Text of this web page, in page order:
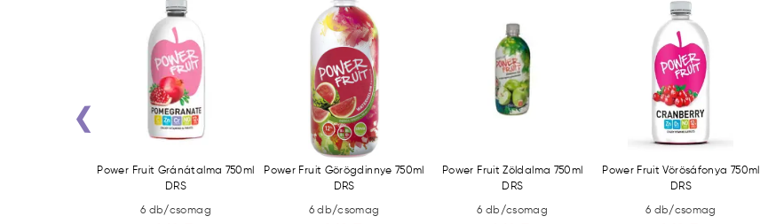
Power Fruit Gránátalma 750ml
DRS
6 db/csomag
Power Fruit Görögdinnye 750ml
DRS
6 db/csomag
Power Fruit Zöldalma 750ml
DRS
6 db/csomag
Power Fruit Vörösáfonya 750ml
DRS
6 db/csomag
‹